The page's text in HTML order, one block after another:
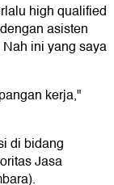
high qualified
asisten
ini yang saya
kerja,"
di bidang
Jasa